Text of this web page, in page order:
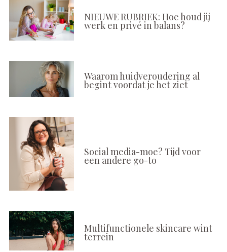
NIEUWE RUBRIEK: Hoe houd jij
werk en privé in balans?
Waarom huidveroudering al
begint voordat je het ziet
Social media-moe? Tijd voor
een andere go-to
Multifunctionele skincare wint
terrein